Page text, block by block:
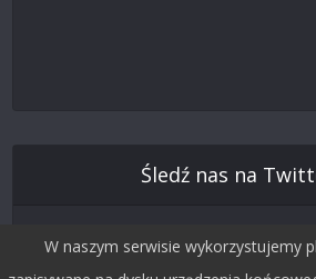
Śledź nas na
W naszym serwisie wykorzystujemy